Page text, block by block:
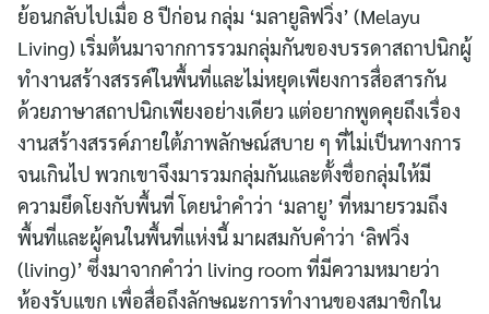
ย้อนกลับไปเมื่อ 8 ปีก่อน กลุ่ม ‘มลายูลิฟวิ่ง’ (Melayu
Living) เริ่มต้นมาจากการรวมกลุ่มกันของบรรดาสถาปนิกผู้
ทำงานสร้างสรรค์ในพื้นที่และไม่หยุดเพียงการสื่อสารกัน
ด้วยภาษาสถาปนิกเพียงอย่างเดียว แต่อยากพูดคุยถึงเรื่อง
งานสร้างสรรค์ภายใต้ภาพลักษณ์สบาย ๆ ที่ไม่เป็นทางการ
จนเกินไป พวกเขาจึงมารวมกลุ่มกันและตั้งชื่อกลุ่มให้มี
ความยึดโยงกับพื้นที่ โดยนำคำว่า ‘มลายู’ ที่หมายรวมถึง
พื้นที่และผู้คนในพื้นที่แห่งนี้ มาผสมกับคำว่า ‘ลิฟวิ่ง
(living)’ ซึ่งมาจากคำว่า living room ที่มีความหมายว่า
ห้องรับแขก เพื่อสื่อถึงลักษณะการทำงานของสมาชิกใน